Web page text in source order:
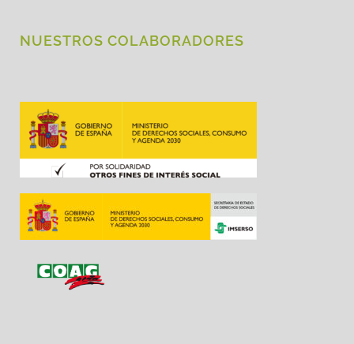
NUESTROS COLABORADORES